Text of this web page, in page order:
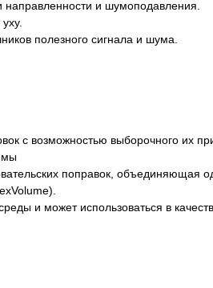
и шумоподавления.
полезного сигнала и шума.
с возможностью выборочного их
поправок, объединяющая
и может использоваться в